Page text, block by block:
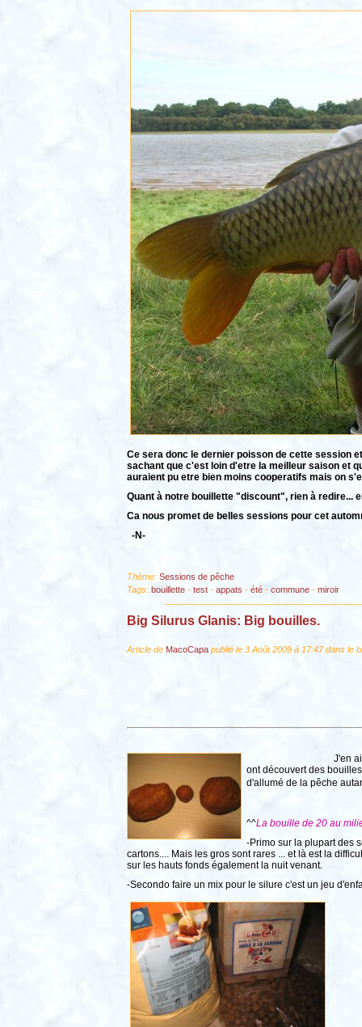
Ce sera donc le dernier poisson de cette session
sachant que c'est loin d'etre la meilleur saison et
auraient pu etre bien moins cooperatifs mais on
Quant à notre bouillette "discount", rien à redire...
Ca nous promet de belles sessions pour cet
-N-
Thème: Sessions de pêche
Tags: bouillette- test- appats - été- commune- miroir
Big Silurus Glanis: Big bouilles.
Article de MacoCapapublié le 3 Août 2009 à 17:47 dans le
J'en ai fait sourire
ont découvert des
d'allumé de la pêche
^^La bouille de 20 au
-Primo sur la plupart des
cartons.... Mais les gros sont rares ... et là est la
sur les hauts fonds également la nuit venant.
-Secondo faire un mix pour le silure c'est un jeu